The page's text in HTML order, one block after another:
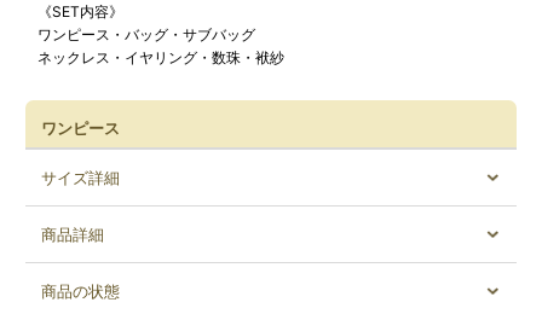
《SET内容》
ワンピース・バッグ・サブバッグ
ネックレス・イヤリング・数珠・袱紗
ワンピース
サイズ詳細
商品詳細
商品の状態